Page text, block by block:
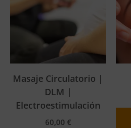
Masaje Circulatorio |
DLM |
Electroestimulación
60,00 €